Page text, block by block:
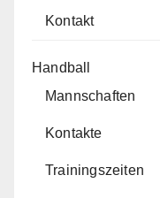
Kontakt
Handball
Mannschaften
Kontakte
Trainingszeiten